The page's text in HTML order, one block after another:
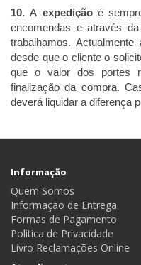
10.A expediçãoé
encomendas e através
trabalhamos.
desde que o cliente o
que o valor dos portes
finalização da compra.
deverá liquidar a diferença
Informação
Quem Somos
Informação de Entrega
Formas de Pagamento
Politica de Privacidade
Livro Reclamações Online